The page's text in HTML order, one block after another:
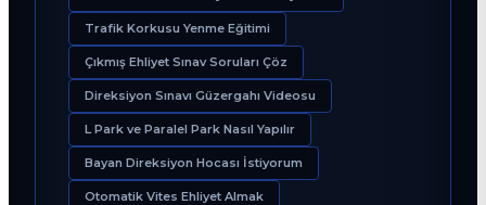
Trafik Korkusu Yenme Eğitimi
Çıkmış Ehliyet Sınav Soruları Çöz
Direksiyon Sınavı Güzergahı Videosu
L Park ve Paralel Park Nasıl Yapılır
Bayan Direksiyon Hocası İstiyorum
Otomatik Vites Ehliyet Almak